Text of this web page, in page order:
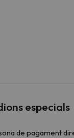
especials
de pagament